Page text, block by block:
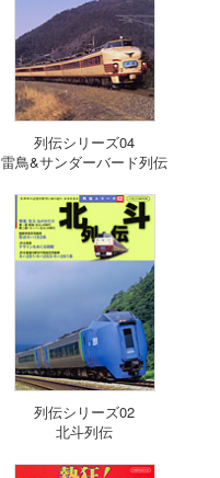
列伝シリーズ04
雷鳥&サンダーバード列伝
列伝シリーズ02
北斗列伝